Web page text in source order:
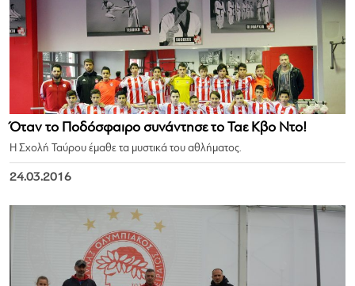
Όταν το Ποδόσφαιρο συνάντησε το Ταε Κβο Ντο!
Η Σχολή Ταύρου έμαθε τα μυστικά του αθλήματος.
24.03.2016